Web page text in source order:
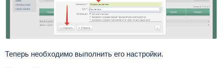
Теперь необходимо выполнить его настройки.